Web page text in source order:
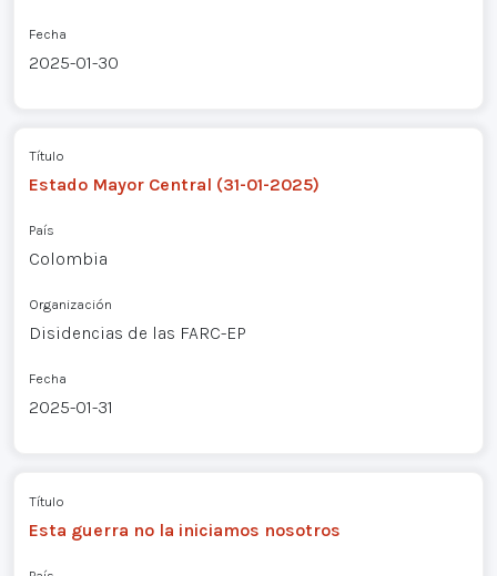
Fecha
2025-01-30
Título
Estado Mayor Central (31-01-2025)
País
Colombia
Organización
Disidencias de las FARC-EP
Fecha
2025-01-31
Título
Esta guerra no la iniciamos nosotros